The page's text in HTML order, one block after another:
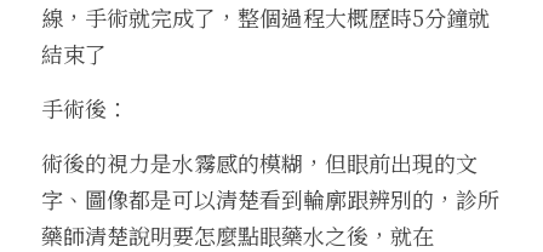
線，手術就完成了，整個過程大概歷時5分鐘就
結束了
手術後：
術後的視力是水霧感的模糊，但眼前出現的文
字、圖像都是可以清楚看到輪廓跟辨別的，診所
藥師清楚說明要怎麼點眼藥水之後，就在